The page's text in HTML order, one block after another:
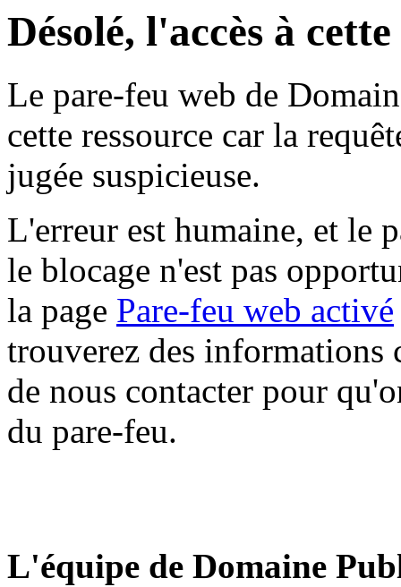
Désolé, l'accès à
Le pare-feu web de
cette ressource car la
jugée suspicieuse.
L'erreur est humaine, et le
le blocage n'est pas
la page Pare-feu web activé
trouverez des informations
de nous contacter pour
du pare-feu.
L'équipe de Domaine